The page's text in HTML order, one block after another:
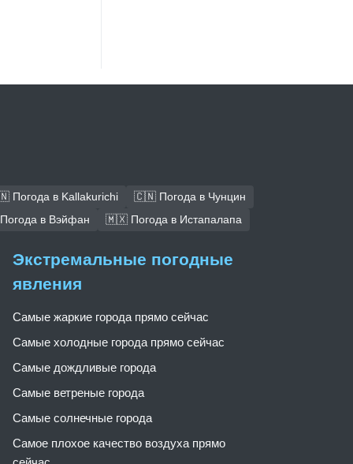
Погода в Kallakurichi
🇨🇳 Погода в Чунцин
в Вэйфан
🇲🇽 Погода в Истапалапа
Экстремальные погодные
явления
Самые жаркие города прямо сейчас
Самые холодные города прямо сейчас
Самые дождливые города
Самые ветреные города
Самые солнечные города
Самое плохое качество воздуха прямо